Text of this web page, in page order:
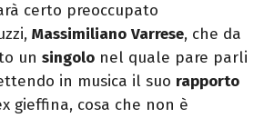
certo preoccupato
Massimiliano Varrese, che da
un singolo nel quale pare parli
in musica il suo rapporto
gieffina, cosa che non è